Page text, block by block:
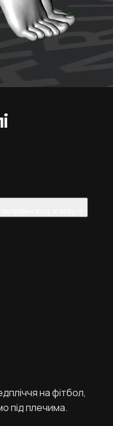
на фітбол,
під плечима.